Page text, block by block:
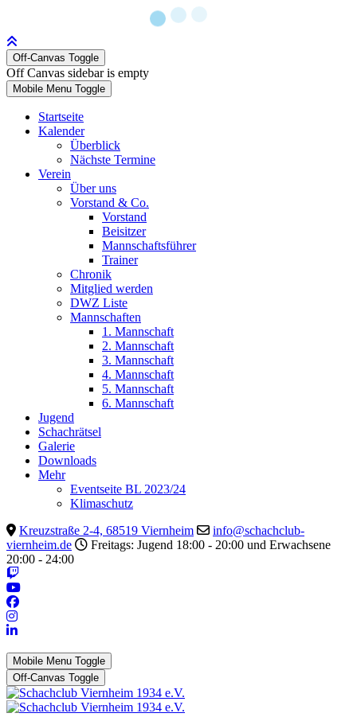
Off-Canvas Toggle
Off Canvas sidebar is empty
Mobile Menu Toggle
Startseite
Kalender
Überblick
Nächste Termine
Verein
Über uns
Vorstand & Co.
Vorstand
Beisitzer
Mannschaftsführer
Trainer
Chronik
Mitglied werden
DWZ Liste
Mannschaften
1. Mannschaft
2. Mannschaft
3. Mannschaft
4. Mannschaft
5. Mannschaft
6. Mannschaft
Jugend
Schachrätsel
Galerie
Downloads
Mehr
Eventseite BL 2023/24
Klimaschutz
Kreuzstraße 2-4, 68519 Viernheim
info@schachclub-
viernheim.de
Freitags: Jugend 18:00 - 20:00 und Erwachsene
20:00 - 24:00
Mobile Menu Toggle
Off-Canvas Toggle